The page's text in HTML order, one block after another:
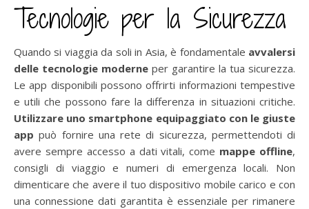
Tecnologie per la Sicurezza
Quando si viaggia da soli in Asia, è fondamentale avvalersi
delle tecnologie moderne per garantire la tua sicurezza.
Le app disponibili possono offrirti informazioni tempestive
e utili che possono fare la differenza in situazioni critiche.
Utilizzare uno smartphone equipaggiato con le giuste
app può fornire una rete di sicurezza, permettendoti di
avere sempre accesso a dati vitali, come mappe offline,
consigli di viaggio e numeri di emergenza locali. Non
dimenticare che avere il tuo dispositivo mobile carico e con
una connessione dati garantita è essenziale per rimanere